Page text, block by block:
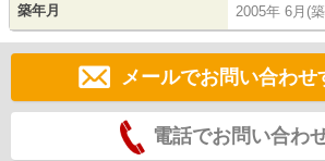
築年月 2005年 6月(
メールでお問い合わせ
電話でお問い合わ